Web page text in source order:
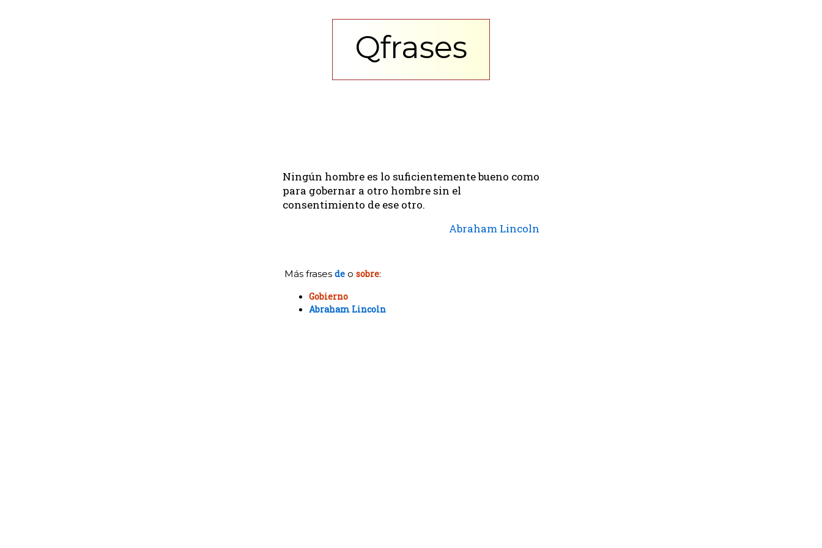
Qfrases
Ningún hombre es lo suficientemente bueno como
para gobernar a otro hombre sin el
consentimiento de ese otro.
Abraham Lincoln
Más frases de o sobre:
Gobierno
Abraham Lincoln